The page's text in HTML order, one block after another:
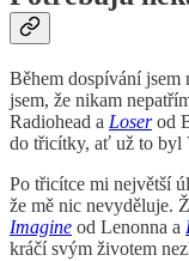
Během dospívání jsem
jsem, že nikam
Radiohead a Loserod
do třicítky, ať už to byl
Po třicítce mi největší
že mě nic nevyděluje.
Imagine od Lenonna a
kráčí svým životem